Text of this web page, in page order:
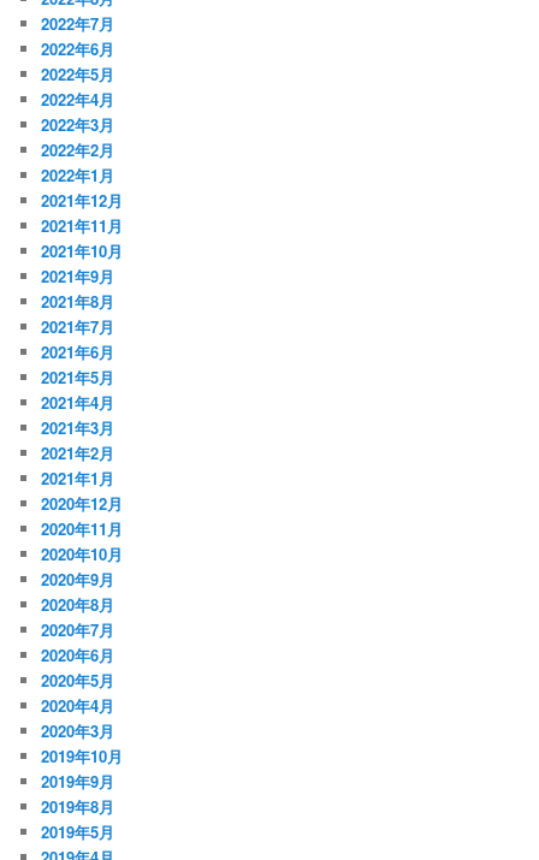
2022年7月
2022年6月
2022年5月
2022年4月
2022年3月
2022年2月
2022年1月
2021年12月
2021年11月
2021年10月
2021年9月
2021年8月
2021年7月
2021年6月
2021年5月
2021年4月
2021年3月
2021年2月
2021年1月
2020年12月
2020年11月
2020年10月
2020年9月
2020年8月
2020年7月
2020年6月
2020年5月
2020年4月
2020年3月
2019年10月
2019年9月
2019年8月
2019年5月